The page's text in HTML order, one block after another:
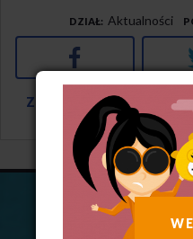
DZIAŁ Aktualności
Facebook
Zostań Prenumeratoremi